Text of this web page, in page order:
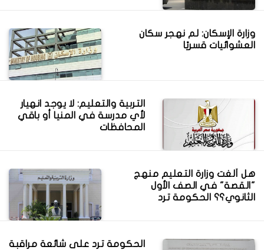
وزارة الإسكان: لم نهجر سكان
العشوائيات قسريًا
التربية والتعليم: لا يوجد انهيار
لأي مدرسة في المنيا أو باقي
المحافظات
هل ألغت وزارة التعليم منهج
"القصة" في الصف الأول
الثانوي؟؟ الحكومة ترد
الحكومة ترد على شائعة مراقبة